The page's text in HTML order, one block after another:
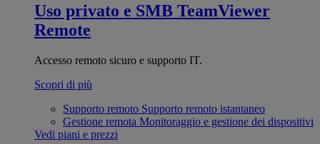
Uso privato e SMB TeamViewer
Remote
Accesso remoto sicuro e supporto IT.
Scopri di più
Supporto remoto Supporto remoto istantaneo
Gestione remota Monitoraggio e gestione dei dispositivi
Vedi piani e prezzi